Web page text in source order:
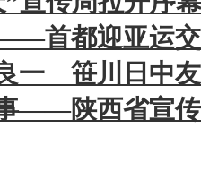
首都迎亚运
一 笹川日中
——陕西省宣